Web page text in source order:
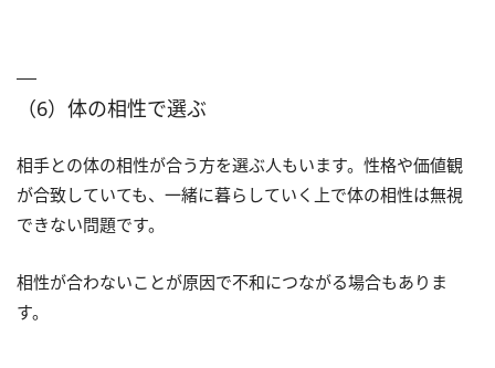
（6）体の相性で選ぶ
相手との体の相性が合う方を選ぶ人もいます。性格や価値観
が合致していても、一緒に暮らしていく上で体の相性は無視
できない問題です。
相性が合わないことが原因で不和につながる場合もありま
す。